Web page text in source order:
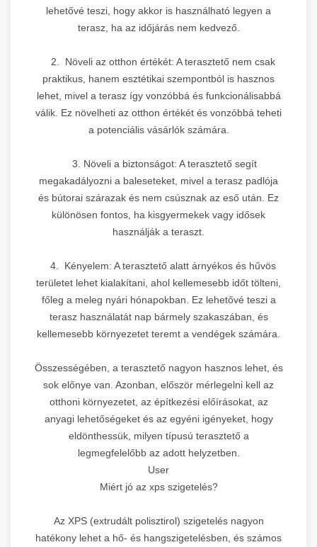
lehetővé teszi, hogy akkor is használható legyen a
terasz, ha az időjárás nem kedvező.
2. Növeli az otthon értékét: A terasztető nem csak
praktikus, hanem esztétikai szempontból is hasznos
lehet, mivel a terasz így vonzóbbá és funkcionálisabbá
válik. Ez növelheti az otthon értékét és vonzóbbá teheti
a potenciális vásárlók számára.
3. Növeli a biztonságot: A terasztető segít
megakadályozni a baleseteket, mivel a terasz padlója
és bútorai szárazak és nem csúsznak az eső után. Ez
különösen fontos, ha kisgyermekek vagy idősek
használják a teraszt.
4. Kényelem: A terasztető alatt árnyékos és hűvös
területet lehet kialakítani, ahol kellemesebb időt tölteni,
főleg a meleg nyári hónapokban. Ez lehetővé teszi a
terasz használatát nap bármely szakaszában, és
kellemesebb környezetet teremt a vendégek számára.
Összességében, a terasztető nagyon hasznos lehet, és
sok előnye van. Azonban, először mérlegelni kell az
otthoni környezetet, az építkezési előírásokat, az
anyagi lehetőségeket és az egyéni igényeket, hogy
eldönthessük, milyen típusú terasztető a
legmegfelelőbb az adott helyzetben.
User
Miért jó az xps szigetelés?
Az XPS (extrudált polisztirol) szigetelés nagyon
hatékony lehet a hő- és hangszigetelésben, és számos